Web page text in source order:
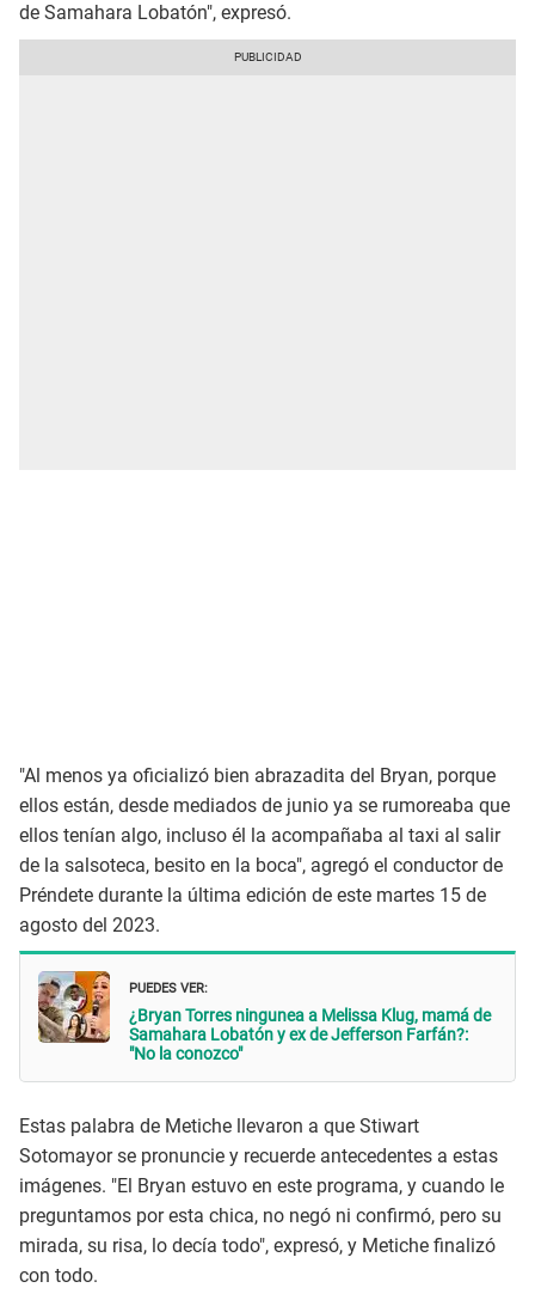
de Samahara Lobatón", expresó.
"Al menos ya oficializó bien abrazadita del Bryan, porque
ellos están, desde mediados de junio ya se rumoreaba que
ellos tenían algo, incluso él la acompañaba al taxi al salir
de la salsoteca, besito en la boca", agregó el conductor de
Préndete durante la última edición de este martes 15 de
agosto del 2023.
PUEDES VER:
¿Bryan Torres ningunea a Melissa Klug, mamá de
Samahara Lobatón y ex de Jefferson Farfán?:
"No la conozco"
Estas palabra de Metiche llevaron a que Stiwart
Sotomayor se pronuncie y recuerde antecedentes a estas
imágenes. "El Bryan estuvo en este programa, y cuando le
preguntamos por esta chica, no negó ni confirmó, pero su
mirada, su risa, lo decía todo", expresó, y Metiche finalizó
con todo.